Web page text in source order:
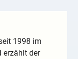
1998 im
erzählt der